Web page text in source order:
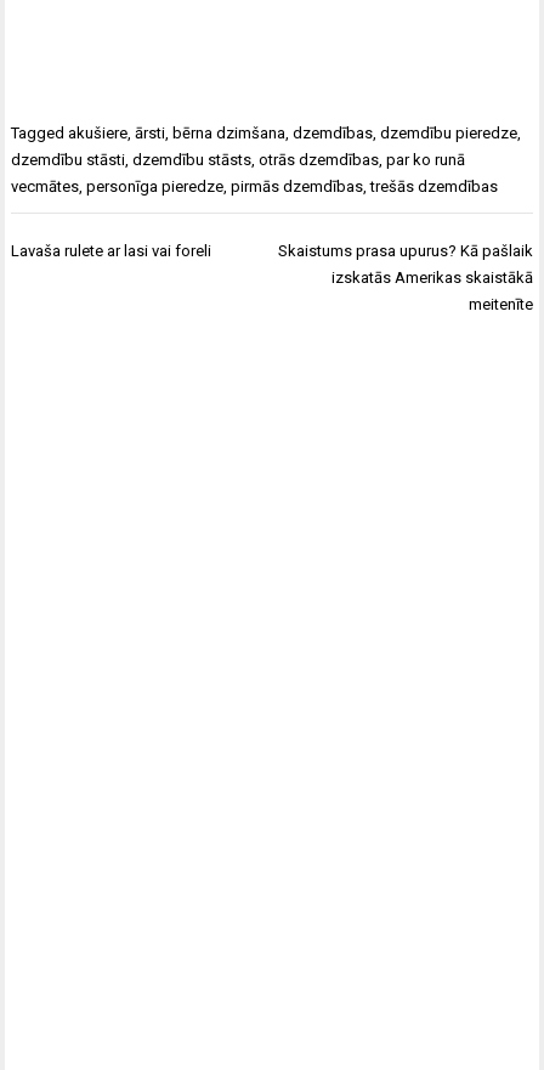
Taggedakušiere,ārsti, bērna dzimšana,dzemdības,dzemdību pieredze,
dzemdību stāsti,dzemdību stāsts,otrās dzemdības,par ko runā
vecmātes,personīga pieredze,pirmās dzemdības,trešās dzemdības
Ziņu
Lavaša rulete ar lasi vai foreli
Skaistums prasa upurus? Kā pašlaik
izskatās Amerikas skaistākā
meitenīte